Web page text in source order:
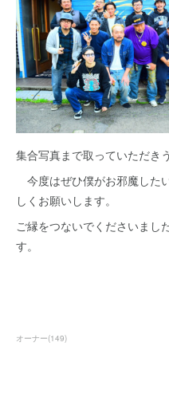
集合写真まで取っていただき
今度はぜひ僕がお邪魔した
しくお願いします。
ご縁をつないでくださいまし
す。
オーナー(149)